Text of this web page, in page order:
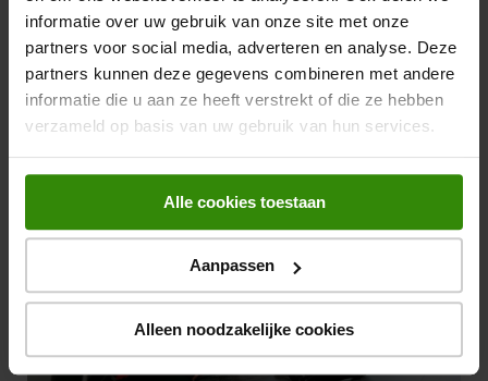
informatie over uw gebruik van onze site met onze
partners voor social media, adverteren en analyse. Deze
partners kunnen deze gegevens combineren met andere
informatie die u aan ze heeft verstrekt of die ze hebben
verzameld op basis van uw gebruik van hun services.
Alle cookies toestaan
Aanpassen
Alleen noodzakelijke cookies